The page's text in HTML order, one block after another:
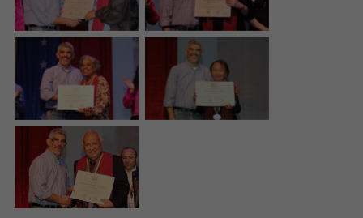
José Pérez
Boscán
Maestra
Honoraria
Mercedes Rosales
Maestra
Honoraria Alicia
Sequera
Maestro
Honorario Orlando
Campos junto al
vicerrector
Académico,